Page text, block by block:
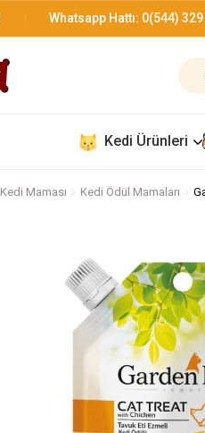
Whatsapp Hattı: 0(544) 329
Kedi Ürünleri
Kedi Maması Kedi Ödül Mamaları